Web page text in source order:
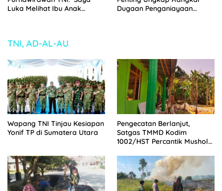
Luka Melihat Ibu Anak
Dugaan Penganiayaan
TNI, AD-AL-AU
Wapang TNI Tinjau Kesiapan
Yonif TP di Sumatera Utara
Pengecatan Berlanjut,
Satgas TMMD Kodim
1002/HST Percantik Mushola